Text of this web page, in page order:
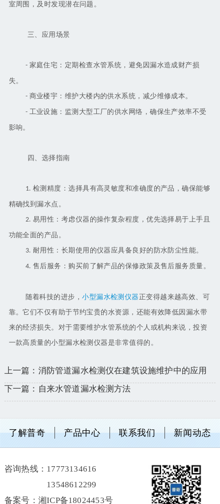
室周围，及时发现潜在问题。
三、应用场景
- 家庭住宅：定期检查水管系统，避免因漏水造成财产损
失。
- 商业楼宇：维护大楼内的供水系统，减少维修成本。
- 工业设施：监测大型工厂的供水网络，确保生产效率不受
影响。
四、选择指南
1. 检测精度：选择具有高灵敏度和准确度的产品，确保能够
精确找到漏水点。
2. 易用性：考虑仪器的操作复杂程度，优先选择易于上手且
功能全面的产品。
3. 耐用性：长期使用的仪器应具备良好的防水防尘性能。
4. 售后服务：购买前了解产品的保修政策及售后服务质量。
随着科技的进步，小型漏水检测仪器 正变得越来越高效、可
靠。它们不仅有助于节约宝贵的水资源，还能有效降低因漏水带
来的经济损失。对于需要维护水管系统的个人或机构来说，投资
一款高质量的小型漏水检测仪器是非常值得的。
上一篇：消防管道漏水检测仪在建筑设施维护中的应用
下一篇：自来水管道漏水检测方法
了解普奇 产品中心 联系我们 新闻动态
咨询热线： 17773134616
13548612299
备案号：湘ICP备18024453号